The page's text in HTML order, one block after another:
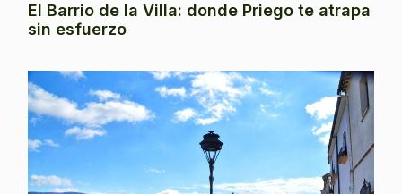
El Barrio de la Villa: donde Priego te atrapa
sin esfuerzo